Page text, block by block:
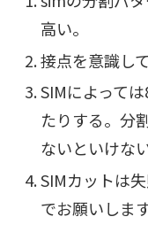
高い。
接点を意識し
SIMによって
たりする。分
ないといけない
SIMカットは
でお願いします